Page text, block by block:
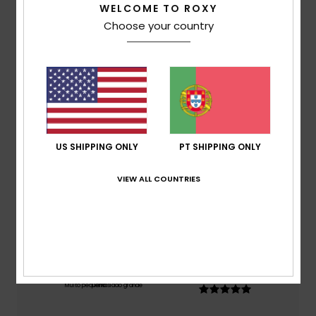
4.0/5
baseado em1 avaliações verificadas
100% dos nossos clientes recomendam este
produto
Conforto
Muito pequenoDemasiado grande
5.0
WELCOME TO ROXY
Choose your country
US SHIPPING ONLY PT SHIPPING ONLY
VIEW ALL COUNTRIES